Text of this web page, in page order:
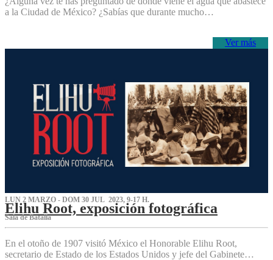
a la Ciudad de México? ¿Sabías que durante mucho…
Ver más
LUN 2 MARZO - DOM 30 JUL 2023, 9-17 H.
Elihu Root, exposición fotográfica
Sala de Batalla
En el otoño de 1907 visitó México el Honorable Elihu Root,
secretario de Estado de los Estados Unidos y jefe del Gabinete…